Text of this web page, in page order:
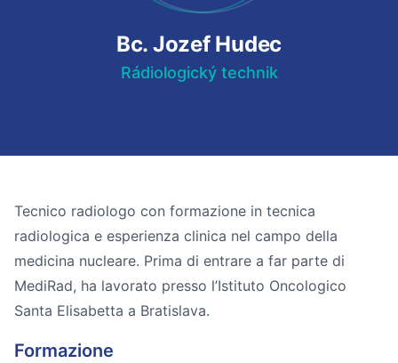
Bc. Jozef Hudec
Rádiologický technik
Tecnico radiologo con formazione in tecnica
radiologica e esperienza clinica nel campo della
medicina nucleare. Prima di entrare a far parte di
MediRad, ha lavorato presso l’Istituto Oncologico
Santa Elisabetta a Bratislava.
Formazione